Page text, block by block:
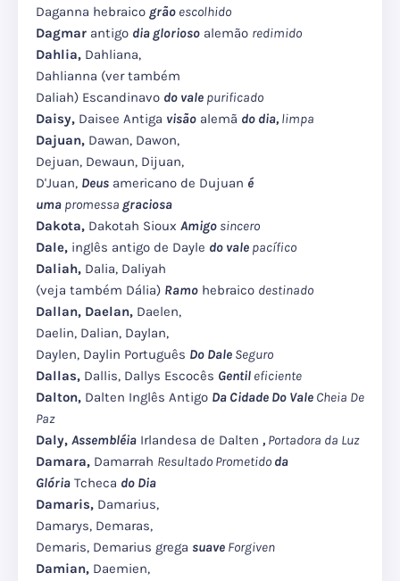
Daganna hebraico grão escolhido
Dagmar antigo dia glorioso alemão redimido
Dahlia, Dahliana,
Dahlianna (ver também
Daliah) Escandinavo do vale purificado
Daisy, Daisee Antiga visão alemã do dia, limpa
Dajuan, Dawan, Dawon,
Dejuan, Dewaun, Dijuan,
D'Juan, Deus americano de Dujuan é
uma promessa graciosa
Dakota, Dakotah Sioux Amigo sincero
Dale, inglês antigo de Dayle do vale pacífico
Daliah, Dalia, Daliyah
(veja também Dália) Ramo hebraico destinado
Dallan, Daelan, Daelen,
Daelin, Dalian, Daylan,
Daylen, Daylin Português Do Dale Seguro
Dallas, Dallis, Dallys Escocês Gentil eficiente
Dalton, Dalten Inglês Antigo Da Cidade Do Vale Cheia De
Paz
Daly, Assembléia Irlandesa de Dalten , Portadora da Luz
Damara, Damarrah Resultado Prometido da
Glória Tcheca do Dia
Damaris, Damarius,
Damarys, Demaras,
Demaris, Demarius grega suave Forgiven
Damian, Daemien,